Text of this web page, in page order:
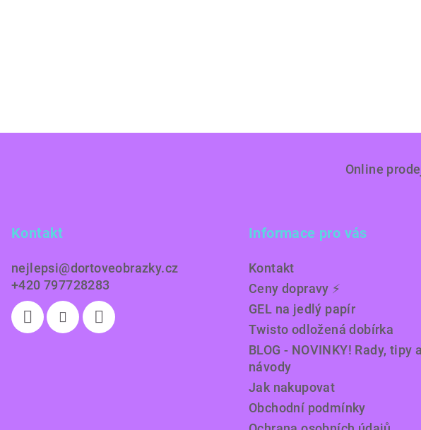
Online
Kontakt
nejlepsi@dortoveobrazky.cz
+420 797728283
Informace pro vás
Kontakt
Ceny dopravy ⚡️
GEL na jedlý papír
Twisto odložená dobírka
BLOG - NOVINKY! Rady, tipy a
návody
Jak nakupovat
Obchodní podmínky